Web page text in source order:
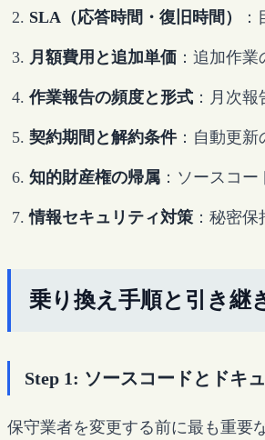
SLA（応答時間・復旧時間）
月額費用と追加単価 ：追加作
作業報告の頻度と形式 ：月次
契約期間と解約条件：自動更新
知的財産権の帰属 ：ソースコ
情報セキュリティ対策 ：秘密
乗り換え手順と引き継
Step 1: ソースコードとドキ
保守業者を変更する前に最も重要